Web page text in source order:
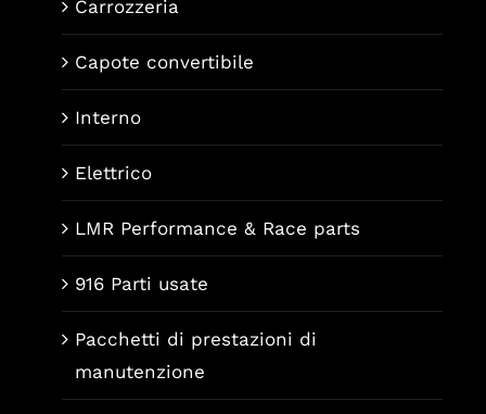
Carrozzeria
Capote convertibile
Interno
Elettrico
LMR Performance & Race parts
916 Parti usate
Pacchetti di prestazioni di
manutenzione